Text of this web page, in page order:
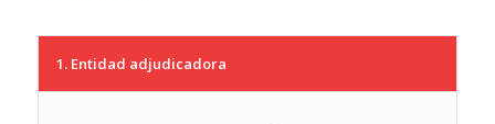
1. Entidad adjudicadora